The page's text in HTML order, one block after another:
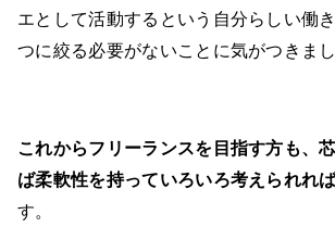
エとして活動するという自分らしい働
つに絞る必要がないことに気がつきまし
これからフリーランスを目指す方も、
ば柔軟性を持っていろいろ考えられれ
す。